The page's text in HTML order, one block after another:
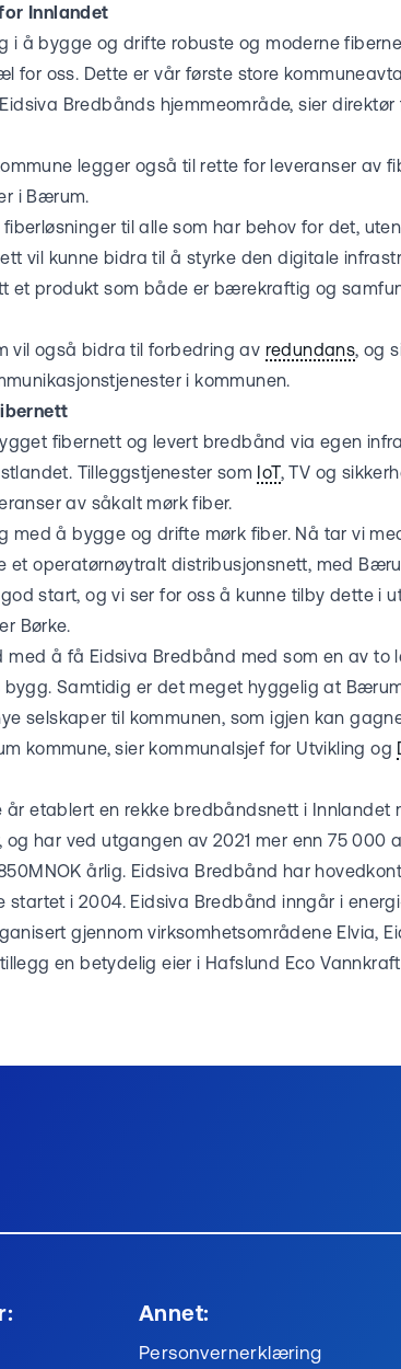
Innlandet
i å bygge og drifte robuste og moderne
for oss. Dette er vår første store
Bredbånds hjemmeområde, sier direktør
legger også til rette for leveranser av
i Bærum.
til alle som har behov for det,
vil kunne bidra til å styrke den digitale
et produkt som både er bærekraftig og
vil også bidra til forbedring av redundans, og
i kommunen.
fibernett og levert bredbånd via egen
Tilleggstjenester som IoT, TV og
av såkalt mørk fiber.
med å bygge og drifte mørk fiber. Nå tar vi
et operatørnøytralt distribusjonsnett, med
start, og vi ser for oss å kunne tilby dette i
Børke.
å få Eidsiva Bredbånd med som en av to
Samtidig er det meget hyggelig at
selskaper til kommunen, som igjen kan
kommune, sier kommunalsjef for Utvikling og
år etablert en rekke bredbåndsnett i Innlandet
har ved utgangen av 2021 mer enn 75 000
årlig. Eidsiva Bredbånd har
startet i 2004. Eidsiva Bredbånd inngår i
gjennom virksomhetsområdene Elvia,
en betydelig eier i Hafslund Eco
Annet:
Personvernerklæring